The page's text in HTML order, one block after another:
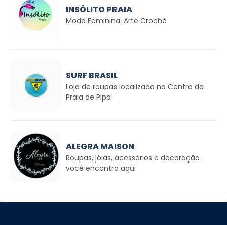
INSÓLITO PRAIA
Moda Feminina. Arte Croché
SURF BRASIL
Loja de roupas localizada no Centro da
Praia de Pipa
ALEGRA MAISON
Roupas, jóias, acessórios e decoração
você encontra aqui